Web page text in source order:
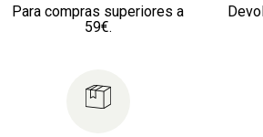
Para compras superiores a
59€.